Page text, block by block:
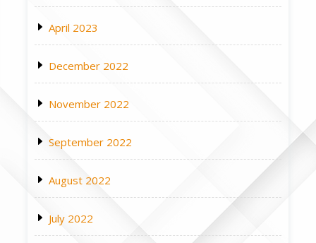
April 2023
December 2022
November 2022
September 2022
August 2022
July 2022